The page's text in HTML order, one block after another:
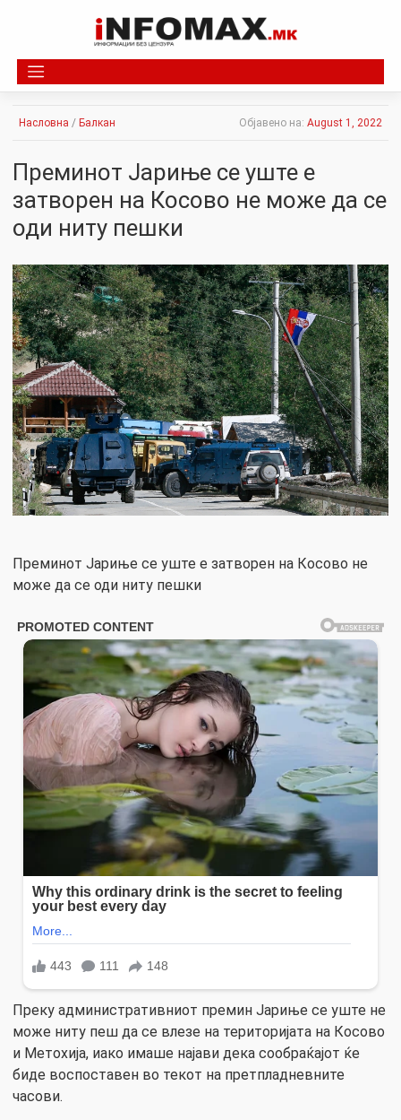
Насловна / Балкан Објавено на: August 1, 2022
Преминот Јариње се уште е
затворен на Косово не може да се
оди ниту пешки
Преминот Јариње се уште е затворен на Косово не
може да се оди ниту пешки
Преку административниот премин Јариње се уште не
може ниту пеш да се влезе на територијата на Косово
и Метохија, иако имаше најави дека сообраќајот ќе
биде воспоставен во текот на претпладневните
часови.